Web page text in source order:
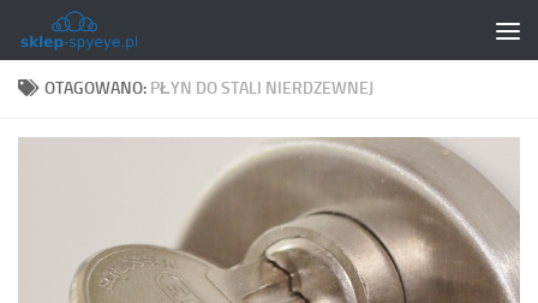
Skip to content
OTAGOWANO: PŁYN DO STALI NIERDZEWNEJ